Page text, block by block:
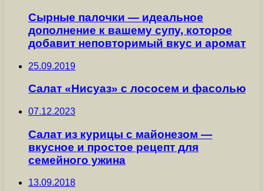
Сырные палочки — идеальное
дополнение к вашему супу, которое
добавит неповторимый вкус и аромат
25.09.2019
Салат «Нисуаз» с лососем и фасолью
07.12.2023
Салат из курицы с майонезом —
вкусное и простое рецепт для
семейного ужина
13.09.2018